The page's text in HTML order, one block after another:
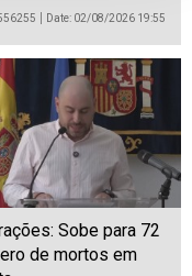
Date: 02/08/2026 19:55
Sobe para 72
de mortos em